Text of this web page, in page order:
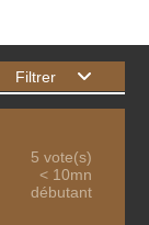
Filtrer
5 vote(s)
< 10mn
débutant